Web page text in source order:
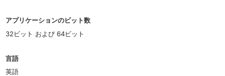
アプリケーションのビット数
32ビット および 64ビット
言語
英語